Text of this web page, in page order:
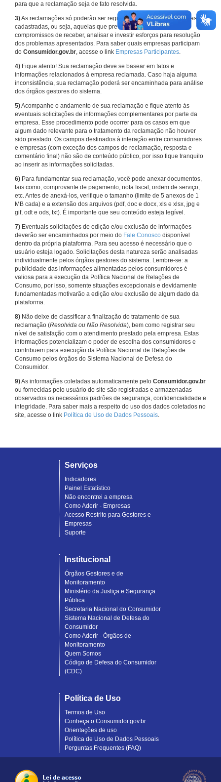
para que a reclamação seja de fato resolvida.
3)As reclamações só poderão ser registradas em face de empresas
cadastradas, ou seja, aquelas que previamente assumiram
compromissos de receber, analisar e investir esforços para resolução
dos problemas apresentados. Para saber quais empresas participam
do Consumidor.gov.br, acesse o link Empresas Participantes.
4) Fique atento! Sua reclamação deve se basear em fatos e
informações relacionados à empresa reclamada. Caso haja alguma
inconsistência, sua reclamação poderá ser encaminhada para análise
dos órgãos gestores do sistema.
5)Acompanhe o andamento de sua reclamação e fique atento às
eventuais solicitações de informações complementares por parte da
empresa. Esse procedimento pode ocorrer para os casos em que
algum dado relevante para o tratamento da reclamação não houver
sido prestado. Os campos destinados à interação entre consumidores
e empresas (com exceção dos campos de reclamação, resposta e
comentário final) não são de conteúdo público, por isso fique tranquilo
ao inserir as informações solicitadas.
6) Para fundamentar sua reclamação, você pode anexar documentos,
tais como, comprovante de pagamento, nota fiscal, ordem de serviço,
etc. Antes de anexá-los, verifique o tamanho (limite de 5 anexos de 1
MB cada) e a extensão dos arquivos (pdf, doc e docx, xls e xlsx, jpg e
gif, odt e ods, txt). É importante que seu conteúdo esteja legível.
7) Eventuais solicitações de edição e/ou exclusão de informações
deverão ser encaminhados por meio do Fale Conosco disponível
dentro da própria plataforma. Para seu acesso é necessário que o
usuário esteja logado. Solicitações desta natureza serão analisadas
individualmente pelos órgãos gestores do sistema. Lembre-se: a
publicidade das informações alimentadas pelos consumidores é
valiosa para a execução da Política Nacional de Relações de
Consumo, por isso, somente situações excepcionais e devidamente
fundamentadas motivarão a edição e/ou exclusão de algum dado da
plataforma.
8) Não deixe de classificar a finalização do tratamento de sua
reclamação (Resolvida ou Não Resolvida), bem como registrar seu
nível de satisfação com o atendimento prestado pela empresa. Estas
informações potencializam o poder de escolha dos consumidores e
contribuem para execução da Política Nacional de Relações de
Consumo pelos órgãos do Sistema Nacional de Defesa do
Consumidor.
9)As informações coletadas automaticamente pelo Consumidor.gov.br
ou fornecidas pelo usuário do site são registradas e armazenadas
observados os necessários padrões de segurança, confidencialidade e
integridade. Para saber mais a respeito do uso dos dados coletados no
site, acesse o link Política de Uso de Dados Pessoais.
Serviços
Indicadores
Painel Estatístico
Não encontrei a empresa
Como Aderir - Empresas
Acesso Restrito para Gestores e
Empresas
Suporte
Institucional
Órgãos Gestores e de
Monitoramento
Ministério da Justiça e Segurança
Pública
Secretaria Nacional do Consumidor
Sistema Nacional de Defesa do
Consumidor
Como Aderir - Órgãos de
Monitoramento
Quem Somos
Código de Defesa do Consumidor
(CDC)
Política de Uso
Termos de Uso
Conheça o Consumidor.gov.br
Orientações de uso
Política de Uso de Dados Pessoais
Perguntas Frequentes (FAQ)